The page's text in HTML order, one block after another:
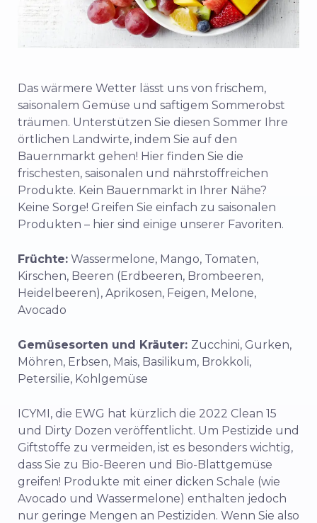
Das wärmere Wetter lässt uns von frischem,
saisonalem Gemüse und saftigem Sommerobst
träumen. Unterstützen Sie diesen Sommer Ihre
örtlichen Landwirte, indem Sie auf den
Bauernmarkt gehen! Hier finden Sie die
frischesten, saisonalen und nährstoffreichen
Produkte. Kein Bauernmarkt in Ihrer Nähe?
Keine Sorge! Greifen Sie einfach zu saisonalen
Produkten – hier sind einige unserer Favoriten.
Früchte: Wassermelone, Mango, Tomaten,
Kirschen, Beeren (Erdbeeren, Brombeeren,
Heidelbeeren), Aprikosen, Feigen, Melone,
Avocado
Gemüsesorten und Kräuter: Zucchini, Gurken,
Möhren, Erbsen, Mais, Basilikum, Brokkoli,
Petersilie, Kohlgemüse
ICYMI, die EWG hat kürzlich die 2022 Clean 15
und Dirty Dozen veröffentlicht. Um Pestizide und
Giftstoffe zu vermeiden, ist es besonders wichtig,
dass Sie zu Bio-Beeren und Bio-Blattgemüse
greifen! Produkte mit einer dicken Schale (wie
Avocado und Wassermelone) enthalten jedoch
nur geringe Mengen an Pestiziden. Wenn Sie also